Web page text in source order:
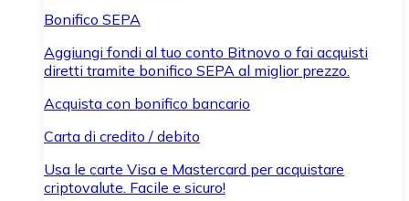
Bonifico SEPA
Aggiungi fondi al tuo conto Bitnovo o fai acquisti
diretti tramite bonifico SEPA al miglior prezzo.
Acquista con bonifico bancario
Carta di credito / debito
Usa le carte Visa e Mastercard per acquistare
criptovalute. Facile e sicuro!